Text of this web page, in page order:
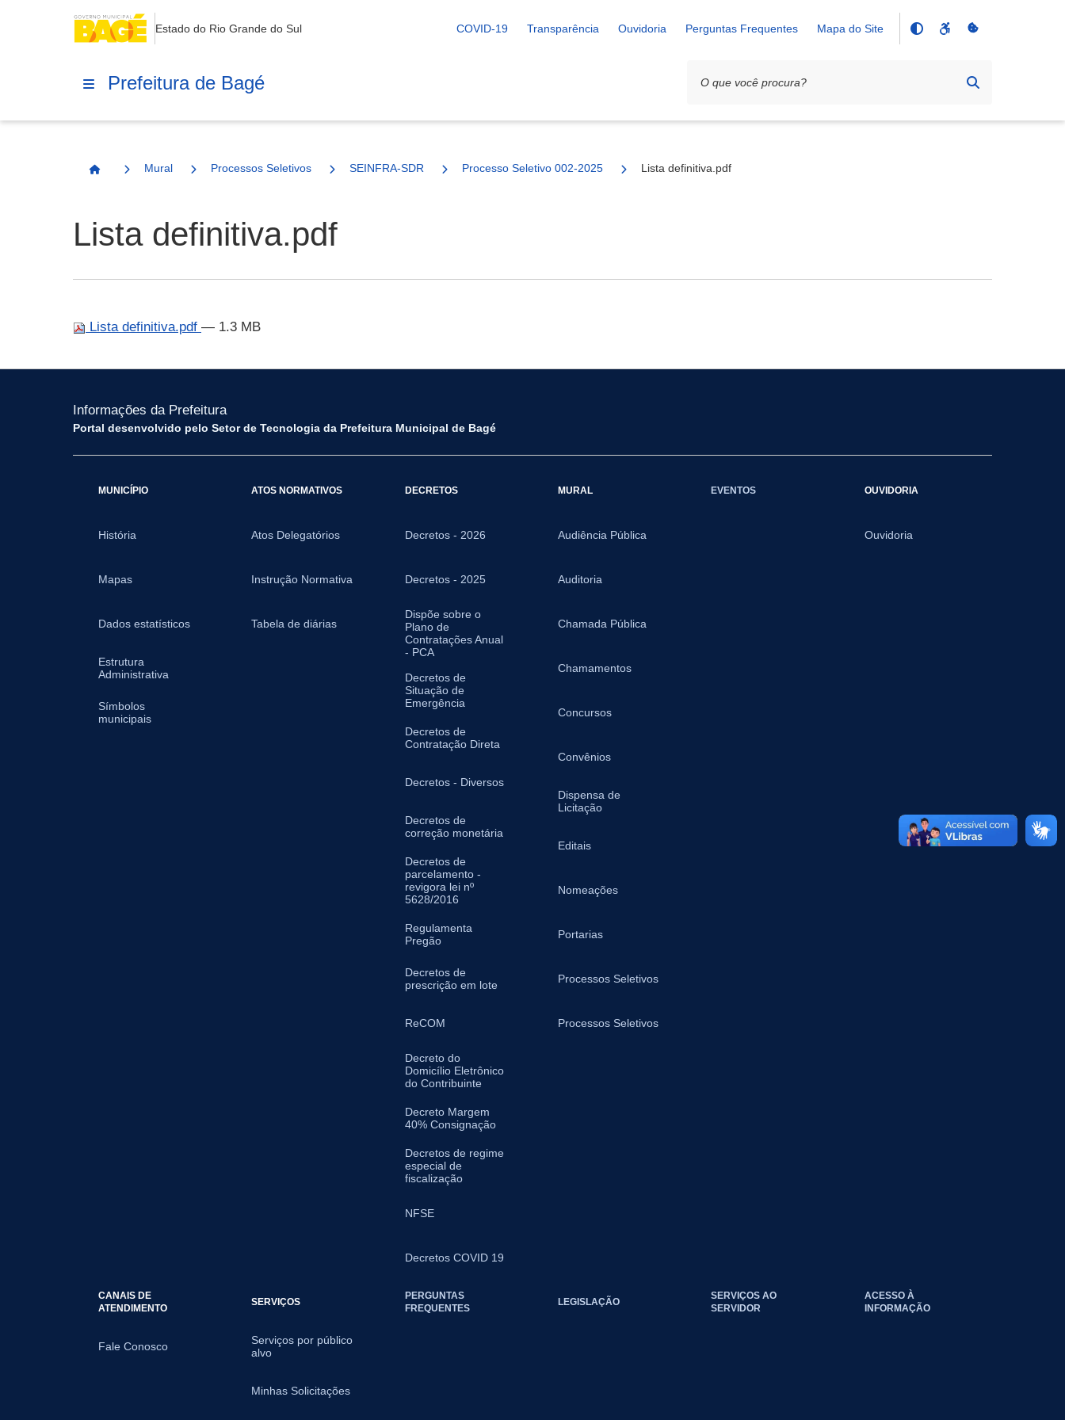
Estado do Rio Grande do Sul COVID-19 Transparência Ouvidoria Perguntas Frequentes Mapa do Site
Prefeitura de Bagé
Página Inicial
Mural Processos Seletivos SEINFRA-SDR Processo Seletivo 002-2025 Lista definitiva.pdf
Lista definitiva.pdf
Lista definitiva.pdf — 1.3 MB
Informações da Prefeitura
Portal desenvolvido pelo Setor de Tecnologia da Prefeitura Municipal de Bagé
MUNICÍPIO
História
Mapas
Dados estatísticos
Estrutura
Administrativa
Símbolos
municipais
ATOS NORMATIVOS
Atos Delegatórios
Instrução Normativa
Tabela de diárias
DECRETOS
Decretos - 2026
Decretos - 2025
Dispõe sobre o
Plano de
Contratações Anual
- PCA
Decretos de
Situação de
Emergência
Decretos de
Contratação Direta
Decretos - Diversos
Decretos de
correção monetária
Decretos de
parcelamento -
revigora lei nº
5628/2016
Regulamenta
Pregão
Decretos de
prescrição em lote
ReCOM
Decreto do
Domicílio Eletrônico
do Contribuinte
Decreto Margem
40% Consignação
Decretos de regime
especial de
fiscalização
NFSE
Decretos COVID 19
MURAL
Audiência Pública
Auditoria
Chamada Pública
Chamamentos
Concursos
Convênios
Dispensa de
Licitação
Editais
Nomeações
Portarias
Processos Seletivos
Processos Seletivos
EVENTOS OUVIDORIA
Ouvidoria
CANAIS DE
ATENDIMENTO
Fale Conosco
SERVIÇOS
Serviços por público
alvo
Minhas Solicitações
PERGUNTAS
FREQUENTES
LEGISLAÇÃO
SERVIÇOS AO
SERVIDOR
ACESSO À
INFORMAÇÃO